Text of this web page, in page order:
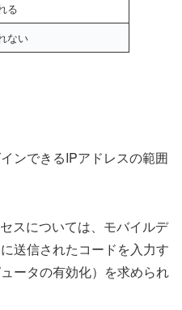
る
ない
ンできるIPアドレスの範囲
スについては、モバイルデ
送信されたコードを入力す
ータの有効化）を求められ